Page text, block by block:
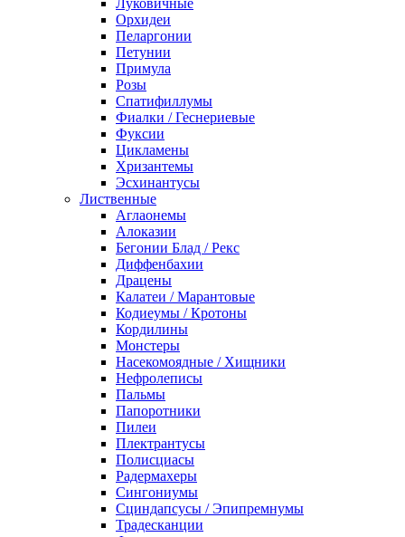
Орхидеи
Пеларгонии
Петунии
Примула
Розы
Спатифиллумы
Фиалки / Геснериевые
Фуксии
Цикламены
Хризантемы
Эсхинантусы
Лиственные
Аглаонемы
Алоказии
Бегонии Блад / Рекс
Диффенбахии
Драцены
Калатеи / Марантовые
Кодиеумы / Кротоны
Кордилины
Монстеры
Насекомоядные / Хищники
Нефролеписы
Пальмы
Папоротники
Пилеи
Плектрантусы
Полисциасы
Радермахеры
Сингониумы
Сциндапсусы / Эпипремнумы
Традесканции